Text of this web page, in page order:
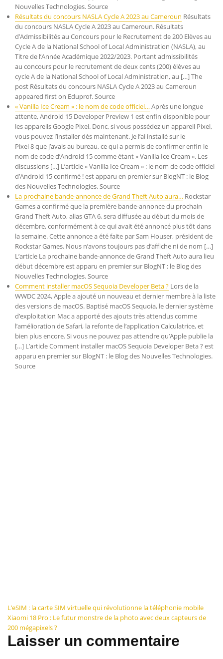
Nouvelles Technologies. Source
Résultats du concours NASLA Cycle A 2023 au Cameroun Résultats
du concours NASLA Cycle A 2023 au Cameroun. Résultats
d’Admissibilités au Concours pour le Recrutement de 200 Elèves au
Cycle A de la National School of Local Administration (NASLA), au
Titre de l’Année Académique 2022/2023. Portant admissibilités
au concours pour le recrutement de deux cents (200) élèves au
cycle A de la National School of Local Administration, au […] The
post Résultats du concours NASLA Cycle A 2023 au Cameroun
appeared first on Eduprof. Source
« Vanilla Ice Cream » : le nom de code officiel…Après une longue
attente, Android 15 Developer Preview 1 est enfin disponible pour
les appareils Google Pixel. Donc, si vous possédez un appareil Pixel,
vous pouvez l’installer dès maintenant. Je l’ai installé sur le
Pixel 8 que j’avais au bureau, ce qui a permis de confirmer enfin le
nom de code d’Android 15 comme étant « Vanilla Ice Cream ». Les
discussions […] L’article « Vanilla Ice Cream » : le nom de code officiel
d’Android 15 confirmé ! est apparu en premier sur BlogNT : le Blog
des Nouvelles Technologies. Source
La prochaine bande-annonce de Grand Theft Auto aura… Rockstar
Games a confirmé que la première bande-annonce du prochain
Grand Theft Auto, alias GTA 6, sera diffusée au début du mois de
décembre, conformément à ce qui avait été annoncé plus tôt dans
la semaine. Cette annonce a été faite par Sam Houser, président de
Rockstar Games. Nous n’avons toujours pas d’affiche ni de nom […]
L’article La prochaine bande-annonce de Grand Theft Auto aura lieu
début décembre est apparu en premier sur BlogNT : le Blog des
Nouvelles Technologies. Source
Comment installer macOS Sequoia Developer Beta ? Lors de la
WWDC 2024, Apple a ajouté un nouveau et dernier membre à la liste
des versions de macOS. Baptisé macOS Sequoia, le dernier système
d’exploitation Mac a apporté des ajouts très attendus comme
l’amélioration de Safari, la refonte de l’application Calculatrice, et
bien plus encore. Si vous ne pouvez pas attendre qu’Apple publie la
[…] L’article Comment installer macOS Sequoia Developer Beta ? est
apparu en premier sur BlogNT : le Blog des Nouvelles Technologies.
Source
Navigation
de
l’article
L’eSIM : la carte SIM virtuelle qui révolutionne la téléphonie mobile
Xiaomi 18 Pro : Le futur monstre de la photo avec deux capteurs de
200 mégapixels ?
Laisser un commentaire